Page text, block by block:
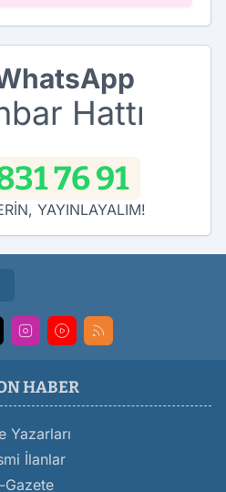
Hattı
76 91
YAYINLAYALIM!
HABER
Yazarları
İlanlar
Gazete